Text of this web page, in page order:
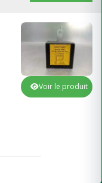
Voir le produit